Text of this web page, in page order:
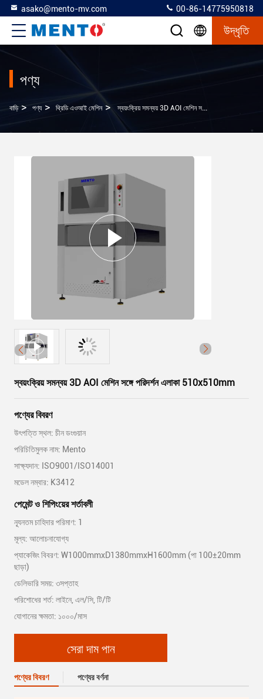
asako@mento-mv.com 00-86-14775950818
উদ্ধৃতি
পণ্য
বাড়ি > পণ্য > থ্রিডি এওআই মেশিন > স্বয়ংক্রিয় সমন্বয় 3D AOI মেশিন সঙ্গে পরিদর্শন এলাকা 510x510mm
স্বয়ংক্রিয় সমন্বয় 3D AOI মেশিন সঙ্গে পরিদর্শন এলাকা 510x510mm
পণ্যের বিবরণ
উৎপত্তি স্থল: চীন ডংগুয়ান
পরিচিতিমুলক নাম: Mento
সাক্ষ্যদান: ISO9001/ISO14001
মডেল নম্বার: K3412
পেমেন্ট ও শিপিংয়ের শর্তাবলী
ন্যূনতম চাহিদার পরিমাণ: 1
মূল্য: আলোচনাযোগ্য
প্যাকেজিং বিবরণ: W1000mmxD1380mmxH1600mm (পা 100±20mm
ছাড়া)
ডেলিভারি সময়: ৩সপ্তাহ
পরিশোধের শর্ত: লাইনে, এল/সি, টি/টি
যোগানের ক্ষমতা: ১০০০/মাস
সেরা দাম পান
পণ্যের বিবরণ পণ্যের বর্ণনা